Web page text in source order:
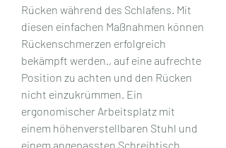
Rücken während des Schlafens. Mit
diesen einfachen Maßnahmen können
Rückenschmerzen erfolgreich
bekämpft werden., auf eine aufrechte
Position zu achten und den Rücken
nicht einzukrümmen. Ein
ergonomischer Arbeitsplatz mit
einem höhenverstellbaren Stuhl und
einem angepassten Schreibtisch